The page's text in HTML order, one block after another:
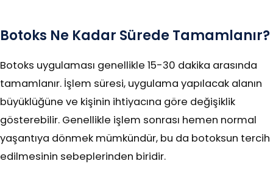
Botoks Ne Kadar Sürede Tamamlanır?
Botoks uygulaması genellikle 15-30 dakika arasında
tamamlanır. İşlem süresi, uygulama yapılacak alanın
büyüklüğüne ve kişinin ihtiyacına göre değişiklik
gösterebilir. Genellikle işlem sonrası hemen normal
yaşantıya dönmek mümkündür, bu da botoksun tercih
edilmesinin sebeplerinden biridir.